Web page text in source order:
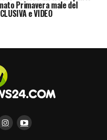
TOP NEWS
Primavera male del
e VIDEO